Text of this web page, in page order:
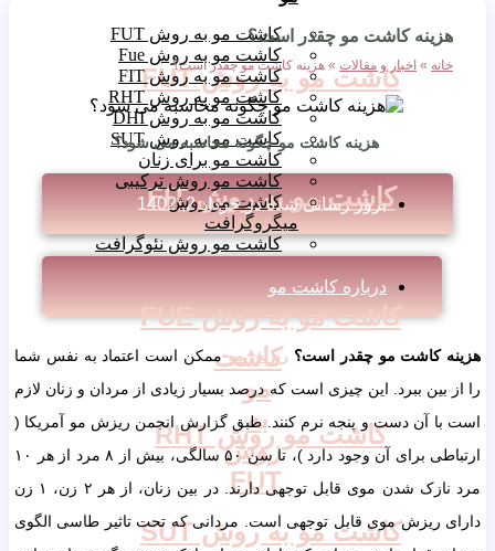
کاشت مو به روش FUT
کاشت مو به روش FIT
کاشت مو به روش FUE
کاشت مو روش RHT
کاشت مو به روش SUT
کاشت مو به روش FUT
کاشت مو به روش Fue
کاشت مو به روش FIT
کاشت مو به روش RHT
کاشت مو به روش DHI
کاشت مو به روش SUT
کاشت مو برای زنان
کاشت مو روش ترکیبی
کاشت مو روش
میگروگرافت
کاشت مو روش نئوگرافت
کاشت
مو
به
روش
FUT
هزینه کاشت مو چقدر است؟
خانه » اخبار و مقالات » هزینه کاشت مو چقدر است؟
هزینه کاشت مو چگونه محاسبه می شود؟
بروز رسانی شده درخرداد 2, 1402
درباره کاشت مو
هزینه کاشت مو چقدر است؟ ریزش موممکن است اعتماد به نفس شما
را از بین ببرد. این چیزی است که درصد بسیار زیادی از مردان و زنان لازم
است با آن دست و پنجه نرم کنند. طبق گزارش انجمن ریزش مو آمریکا (
ارتباطی برای آن وجود دارد )، تا سن ۵۰ سالگی، بیش از ۸ مرد از هر ۱۰
مرد نازک شدن موی قابل توجهی دارند. در بین زنان، از هر ۲ زن، ۱ زن
دارای ریزش موی قابل توجهی است. مردانی که تحت تاثیر طاسی الگوی